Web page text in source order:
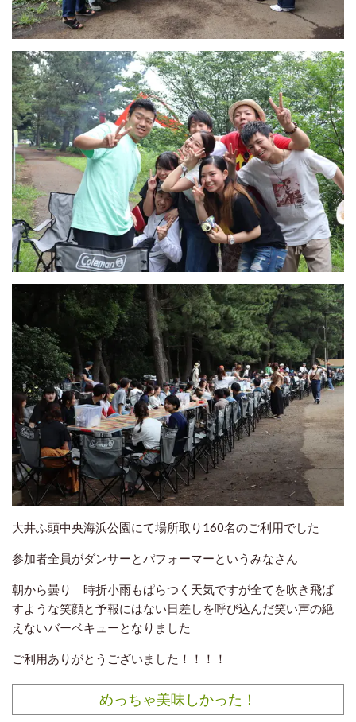
大井ふ頭中央海浜公園にて場所取り160名のご利用でした
参加者全員がダンサーとパフォーマーというみなさん
朝から曇り 時折小雨もぱらつく天気ですが全てを吹き飛ば
すような笑顔と予報にはない日差しを呼び込んだ笑い声の絶
えないバーベキューとなりました
ご利用ありがとうございました！！！！
めっちゃ美味しかった！